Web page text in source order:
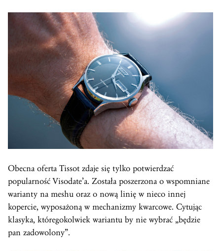
Obecna oferta Tissot zdaje się tylko potwierdzać
popularność Visodate’a. Została poszerzona o wspomniane
warianty na meshu oraz o nową linię w nieco innej
kopercie, wyposażoną w mechanizmy kwarcowe. Cytując
klasyka, któregokolwiek wariantu by nie wybrać „będzie
pan zadowolony”.